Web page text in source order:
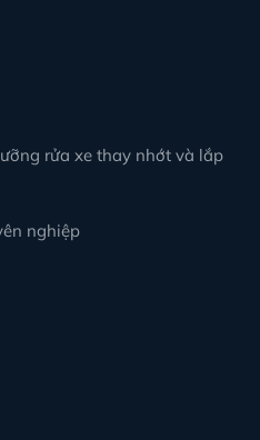
rửa xe thay nhớt và lắp
nghiệp